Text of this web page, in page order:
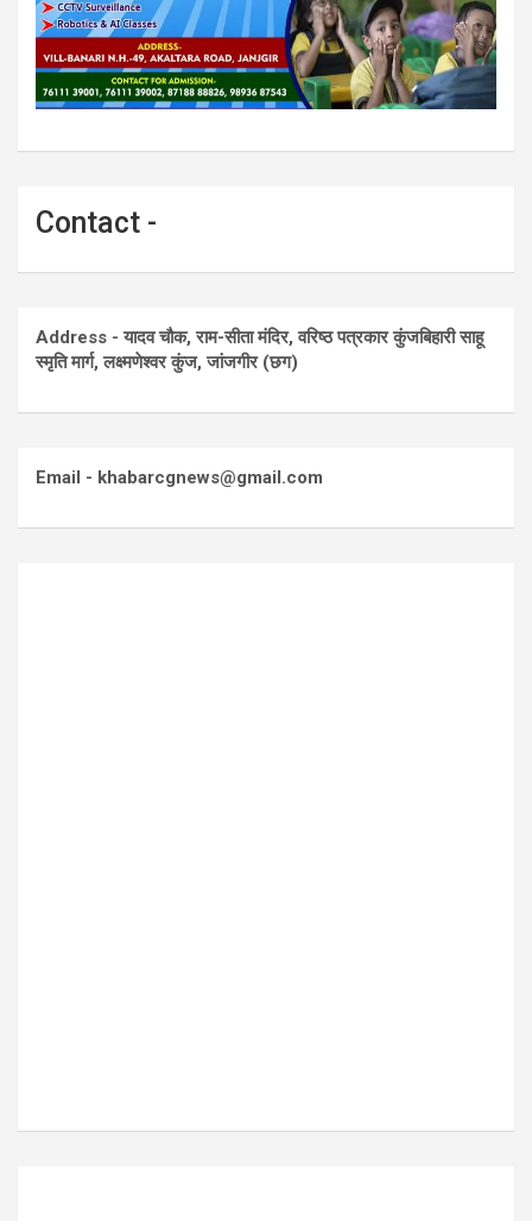
Contact -
Address - यादव चौक, राम-सीता मंदिर, वरिष्ठ पत्रकार कुंजबिहारी साहू
स्मृति मार्ग, लक्ष्मणेश्वर कुंज, जांजगीर (छग)
Email - khabarcgnews@gmail.com